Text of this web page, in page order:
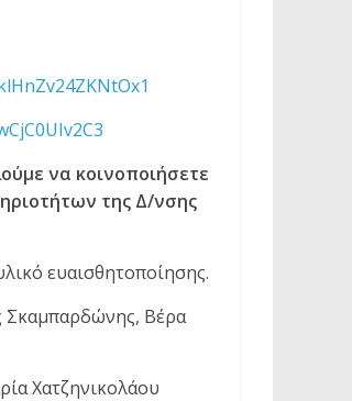
να κοινοποιήσετε
της Δ/νσης
ευαισθητοποίησης.
Σκαμπαρδώνης, Βέρα
Χατζηνικολάου